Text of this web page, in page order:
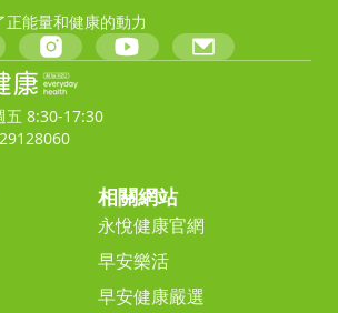
能量和健康的動力
五 8:30-17:30
相關網站
永悅健康官網
早安樂活
早安健康嚴選